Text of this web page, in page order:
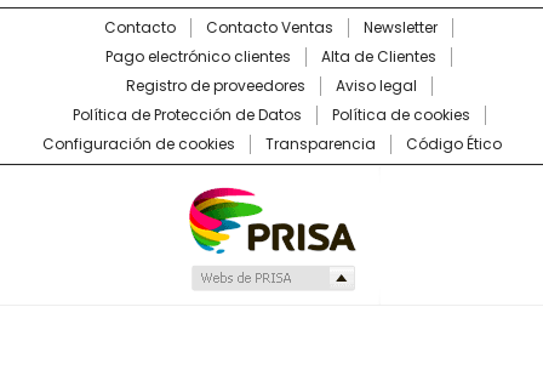
Contacto Contacto Ventas
Newsletter
Pago electrónico clientes
Alta de Clientes
Registro de proveedores
Aviso legal
Política de Protección de Datos
Política de cookies
Configuración de cookies
Transparencia Código Ético